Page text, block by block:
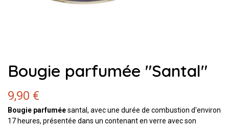
Bougie parfumée "Santal"
9,90 €
Bougie parfuméesantal, avec une durée de combustion d'environ
17 heures, présentée dans un contenant en verre avec son